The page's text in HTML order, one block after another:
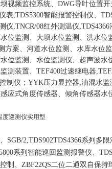
视频监控系统、DWG导叶位置
表,TDS5300智能报警控制仪、
仪,TNCR/08红外测温仪
位监测、大坝水位监测、洪水位
方案、河道水位监测、水库水位
位监测、水位监测仪、超声波水
测装置、TEF400过速继电器
制仪；YYK压力显控器,油混水
应式角度传感器、倾角传感器水
2,TDS902TDS4366系列多限
系列智能巡回监测报警仪、
制、ZBF22QS二位二通双自保持